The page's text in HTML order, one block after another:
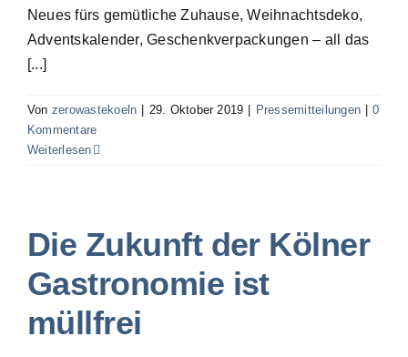
Neues fürs gemütliche Zuhause, Weihnachtsdeko,
Adventskalender, Geschenkverpackungen – all das
[...]
Von zerowastekoeln 29. Oktober 2019 Pressemitteilungen
0
Kommentare
Weiterlesen
Die Zukunft der Kölner
Gastronomie ist
müllfrei